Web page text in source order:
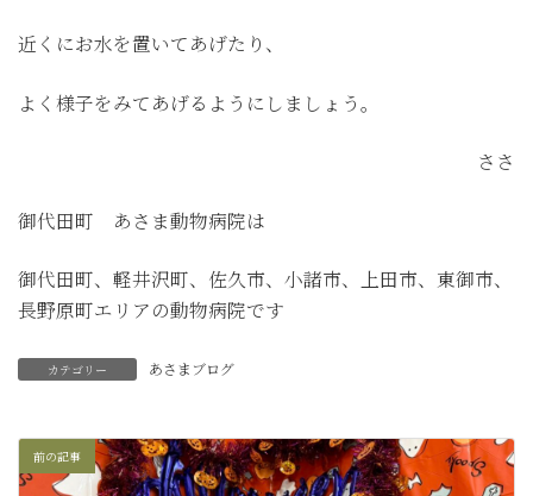
近くにお水を置いてあげたり、
よく様子をみてあげるようにしましょう。
ささ
御代田町 あさま動物病院は
御代田町、軽井沢町、佐久市、小諸市、上田市、東御市、
長野原町エリアの動物病院です
カテゴリー あさまブログ
前の記事